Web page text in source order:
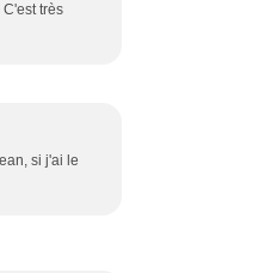
très
si j'ai le